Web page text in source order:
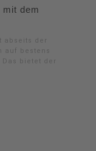
mit dem
abseits der
auf bestens
bietet der